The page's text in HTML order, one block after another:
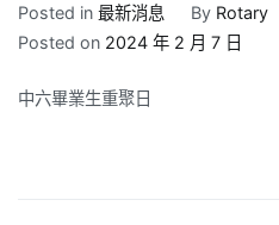
Posted in 最新消息 By Rotary
Posted on 2024 年 2 月 7 日
中六畢業生重聚日